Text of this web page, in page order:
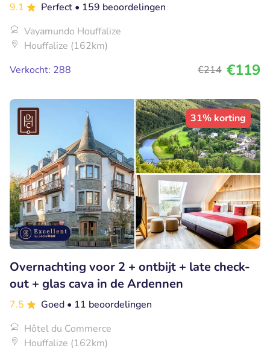
9.1
Perfect • 159 beoordelingen
Vayamundo Houffalize
Houffalize (162km)
Verkocht: 288
€214 €119
31% korting
Overnachting voor 2 + ontbijt + late check-
out + glas cava in de Ardennen
7.5 Goed • 11 beoordelingen
Hôtel du Commerce
Houffalize (162km)